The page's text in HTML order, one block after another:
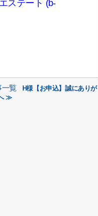
ステート (b-
一覧
H様【お申込】誠にありが
≫